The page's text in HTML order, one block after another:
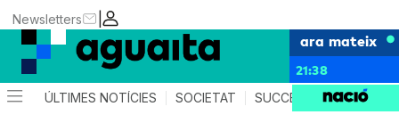
|
Newsletters
ara mateix
21:38
ÚLTIMES NOTÍCIES SOCIETAT SUCCESSOS AGENDA